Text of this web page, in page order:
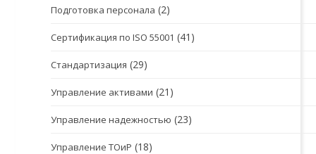
Подготовка персонала (2)
Сертификация по ISO 55001 (41)
Стандартизация (29)
Управление активами (21)
Управление надежностью (23)
Управление ТОиР (18)